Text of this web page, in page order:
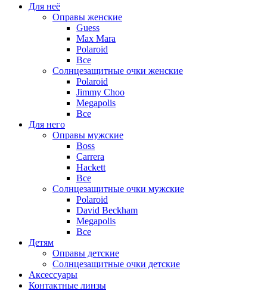
Для неё
Оправы женские
Guess
Max Mara
Polaroid
Все
Солнцезащитные очки женские
Polaroid
Jimmy Choo
Megapolis
Все
Для него
Оправы мужские
Boss
Carrera
Hackett
Все
Солнцезащитные очки мужские
Polaroid
David Beckham
Megapolis
Все
Детям
Оправы детские
Солнцезащитные очки детские
Аксессуары
Контактные линзы